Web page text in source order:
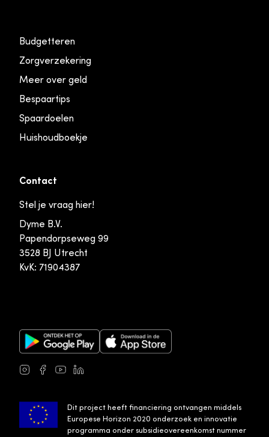
Budgetteren
Zorgverzekering
Meer over geld
Bespaartips
Spaardoelen
Huishoudboekje
Contact
Stel je vraag hier!
Dyme B.V.
Papendorpseweg 99
3528 BJ Utrecht
KvK: 71904387
Google Play Store Apple App Store
Instagram
Facebook
YoutubeLinkedIn
Dit project heeft financiering ontvangen middels
Europese Horizon 2020 onderzoek en innovatie
programma onder subsidieovereenkomst nummer